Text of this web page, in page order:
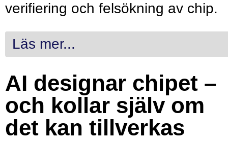
verifiering och felsökning av chip.
Läs mer...
AI designar chipet –
och kollar själv om
det kan tillverkas